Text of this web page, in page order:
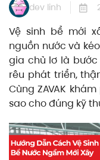
dev linh
Vệ sinh bể mới
nguồn nước và
gia chủ lơ là bước
rêu phát triển,
Cùng ZAVAK
sao cho đúng kỹ